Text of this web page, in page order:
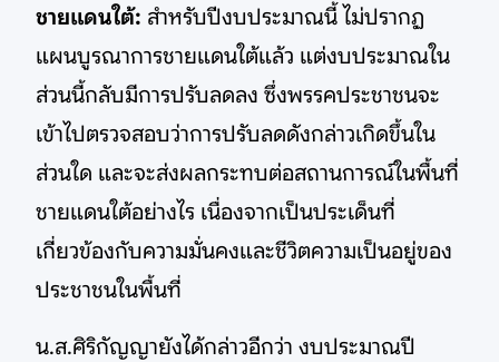
ชายแดนใต้: สำหรับปีงบประมาณนี้ ไม่ปรากฏ
แผนบูรณาการชายแดนใต้แล้ว แต่งบประมาณใน
ส่วนนี้กลับมีการปรับลดลง ซึ่งพรรคประชาชนจะ
เข้าไปตรวจสอบว่าการปรับลดดังกล่าวเกิดขึ้นใน
ส่วนใด และจะส่งผลกระทบต่อสถานการณ์ในพื้นที่
ชายแดนใต้อย่างไร เนื่องจากเป็นประเด็นที่
เกี่ยวข้องกับความมั่นคงและชีวิตความเป็นอยู่ของ
ประชาชนในพื้นที่
น.ส.ศิริกัญญายังได้กล่าวอีกว่า งบประมาณปี